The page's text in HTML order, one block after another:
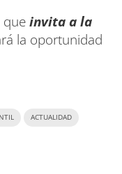
queinvita a la
la oportunidad
ACTUALIDAD